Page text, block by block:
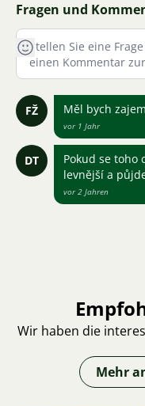
Fragen und
FŽ Měl bych zajem
vor 1 Jahr
DT
Pokud se toho
levnější a
vor 2 Jahren
Wir haben die
Mehr